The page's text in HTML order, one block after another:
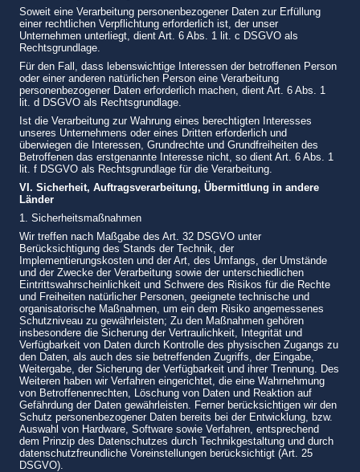
Soweit eine Verarbeitung personenbezogener Daten zur Erfüllung
einer rechtlichen Verpflichtung erforderlich ist, der unser
Unternehmen unterliegt, dient Art. 6 Abs. 1 lit. c DSGVO als
Rechtsgrundlage.
Für den Fall, dass lebenswichtige Interessen der betroffenen Person
oder einer anderen natürlichen Person eine Verarbeitung
personenbezogener Daten erforderlich machen, dient Art. 6 Abs. 1
lit. d DSGVO als Rechtsgrundlage.
Ist die Verarbeitung zur Wahrung eines berechtigten Interesses
unseres Unternehmens oder eines Dritten erforderlich und
überwiegen die Interessen, Grundrechte und Grundfreiheiten des
Betroffenen das erstgenannte Interesse nicht, so dient Art. 6 Abs. 1
lit. f DSGVO als Rechtsgrundlage für die Verarbeitung.
VI. Sicherheit, Auftragsverarbeitung, Übermittlung in andere
Länder
1. Sicherheitsmaßnahmen
Wir treffen nach Maßgabe des Art. 32 DSGVO unter
Berücksichtigung des Stands der Technik, der
Implementierungskosten und der Art, des Umfangs, der Umstände
und der Zwecke der Verarbeitung sowie der unterschiedlichen
Eintrittswahrscheinlichkeit und Schwere des Risikos für die Rechte
und Freiheiten natürlicher Personen, geeignete technische und
organisatorische Maßnahmen, um ein dem Risiko angemessenes
Schutzniveau zu gewährleisten; Zu den Maßnahmen gehören
insbesondere die Sicherung der Vertraulichkeit, Integrität und
Verfügbarkeit von Daten durch Kontrolle des physischen Zugangs zu
den Daten, als auch des sie betreffenden Zugriffs, der Eingabe,
Weitergabe, der Sicherung der Verfügbarkeit und ihrer Trennung. Des
Weiteren haben wir Verfahren eingerichtet, die eine Wahrnehmung
von Betroffenenrechten, Löschung von Daten und Reaktion auf
Gefährdung der Daten gewährleisten. Ferner berücksichtigen wir den
Schutz personenbezogener Daten bereits bei der Entwicklung, bzw.
Auswahl von Hardware, Software sowie Verfahren, entsprechend
dem Prinzip des Datenschutzes durch Technikgestaltung und durch
datenschutzfreundliche Voreinstellungen berücksichtigt (Art. 25
DSGVO).